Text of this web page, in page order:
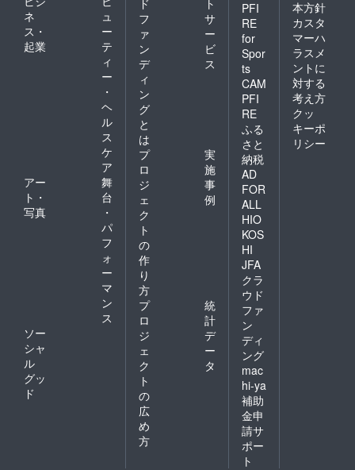
ネ
ス・
起業
ュ
ー
テ
ィ
ー
・
ヘ
ル
ス
ケ
ア
アー
ト・
写真
舞
台
・
パ
フ
ォ
ー
マ
ン
ス
ソー
シャ
ル
グッ
ド
ド
フ
ァ
ン
デ
ィ
ン
グ
と
は
ト
サ
ー
ビ
ス
プ
ロ
ジ
ェ
ク
ト
の
作
り
方
実
施
事
例
プ
ロ
ジ
ェ
ク
ト
の
広
め
方
統
計
デ
ー
タ
PFI
RE
for
Spor
ts
CAM
PFI
RE
ふる
さと
納税
AD
FOR
ALL
HIO
KOS
HI
JFA
クラ
ウド
ファ
ン
ディ
ング
mac
hi-ya
補助
金申
請サ
ポー
ト
本方針
カスタ
マーハ
ラスメ
ントに
対する
考え方
クッ
キーポ
リシー